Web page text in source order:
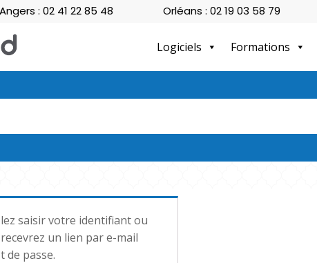
Angers : 02 41 22 85 48 Orléans : 02 19 03 58 79
Logiciels Formations
saisir votre identifiant ou
un lien par e-mail
de passe.